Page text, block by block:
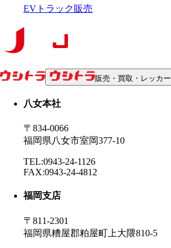
EVトラック販売
販売・買取・レッカー
八女本社
〒834-0066
福岡県八女市室岡377-10
TEL:0943-24-1126
FAX:0943-24-4812
福岡支店
〒811-2301
福岡県糟屋郡粕屋町上大隈810-5